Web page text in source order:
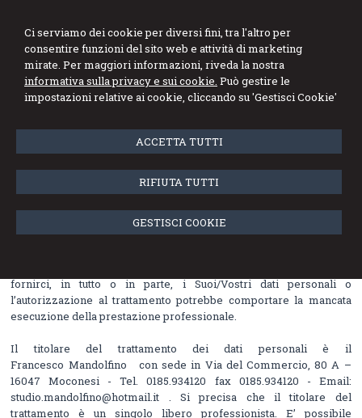
Ci serviamo dei cookie per diversi fini, tra l'altro per
consentire funzioni del sito web e attività di marketing
mirate. Per maggiori informazioni, riveda la nostra
informativa sulla privacy e sui cookie. Può gestire le
impostazioni relative ai cookie, cliccando su 'Gestisci Cookie'
ACCETTA TUTTI
RIFIUTA TUTTI
GESTISCI COOKIE
Dott. Francesco
Mandolfino
Esperto Contabile - Revisore dei Conti
Menu
INFORMATIVA SULLA PRIVACY (D.Lgs.
n. 196/2003)
cartacei ed anche con l’ausilio di strumenti elettronici, con modalità
idonee a garantire la sicurezza e riservatezza dei dati.
fornirci, in tutto o in parte, i Suoi/Vostri dati personali o
l’autorizzazione al trattamento potrebbe comportare la mancata
esecuzione della prestazione professionale.
Il titolare del trattamento dei dati personali è il
Francesco Mandolfino con sede in Via del Commercio, 80 A –
16047 Moconesi - Tel. 0185.934120 fax 0185.934120 - Email:
studio.mandolfino@hotmail.it . Si precisa che il titolare del
trattamento è un singolo libero professionista. E’ possibile